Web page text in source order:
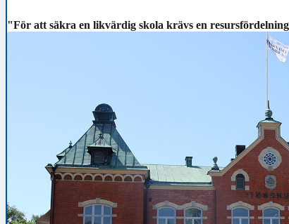
"För att säkra en likvärdig skola krävs en